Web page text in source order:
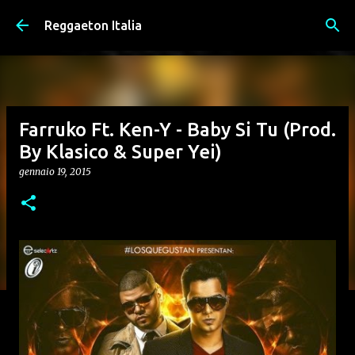
Passa ai contenuti principali
Reggaeton Italia
Farruko Ft. Ken-Y - Baby Si Tu (Prod.
By Klasico & Super Yei)
gennaio 19, 2015